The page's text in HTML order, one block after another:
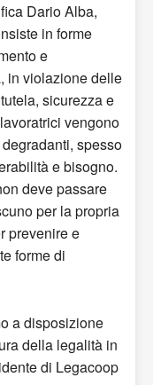
Dario Alba,
in forme
e
in violazione delle
sicurezza e
vengono
spesso
e bisogno.
deve passare
per la propria
prevenire e
forme di
a disposizione
della legalità in
di Legacoop